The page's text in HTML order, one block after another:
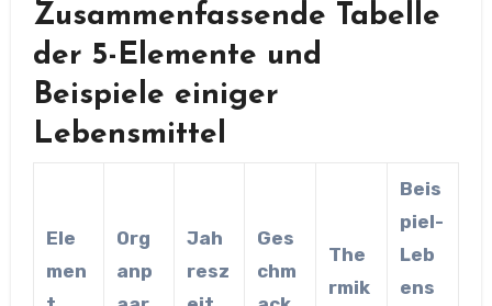
Zusammenfassende Tabelle
der 5-Elemente und
Beispiele einiger
Lebensmittel
Ele
men
Org
anp
Jah
resz
Ges
chm
The
rmik
Beis
piel-
Leb
ens